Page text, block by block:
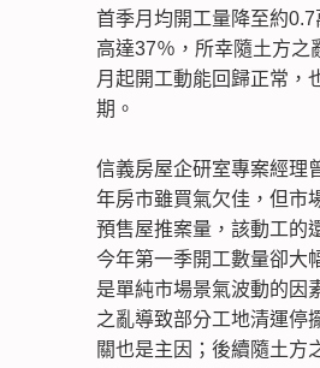
首季月均開工量降至約
高達37％，所幸隨土方之
月起開工動能回歸正常，
期。
信義房屋企研室專案經理
年房市雖買氣欠佳，但市
預售屋推案量，該動工的
今年第一季開工數量卻大
是單純市場景氣波動的因
之亂導致部分工地清運停
關也是主因；後續隨土方